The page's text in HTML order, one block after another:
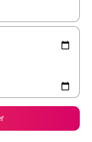
les flèches vers le